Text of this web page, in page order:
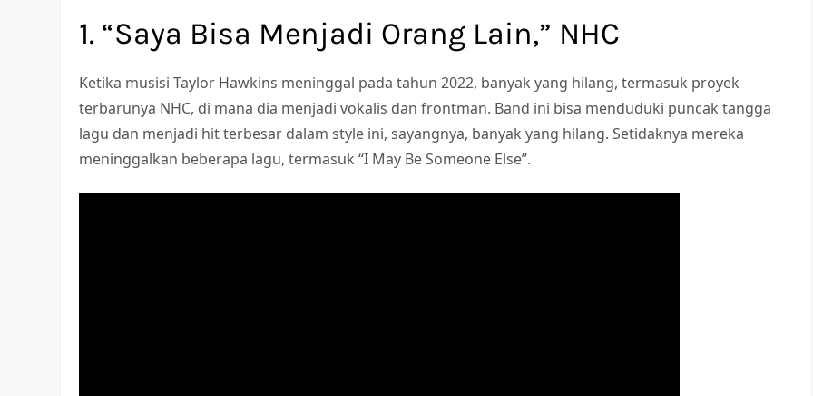
1. “Saya Bisa Menjadi Orang Lain,” NHC
Ketika musisi Taylor Hawkins meninggal pada tahun 2022, banyak yang hilang, termasuk proyek
terbarunya NHC, di mana dia menjadi vokalis dan frontman. Band ini bisa menduduki puncak tangga
lagu dan menjadi hit terbesar dalam style ini, sayangnya, banyak yang hilang. Setidaknya mereka
meninggalkan beberapa lagu, termasuk “I May Be Someone Else”.